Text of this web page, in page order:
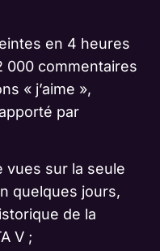
en 4 heures
000 commentaires
« j’aime »,
par
vues sur la seule
quelques jours,
de la
V ;